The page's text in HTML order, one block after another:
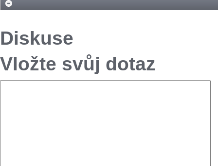
Diskuse
Vložte svůj dotaz